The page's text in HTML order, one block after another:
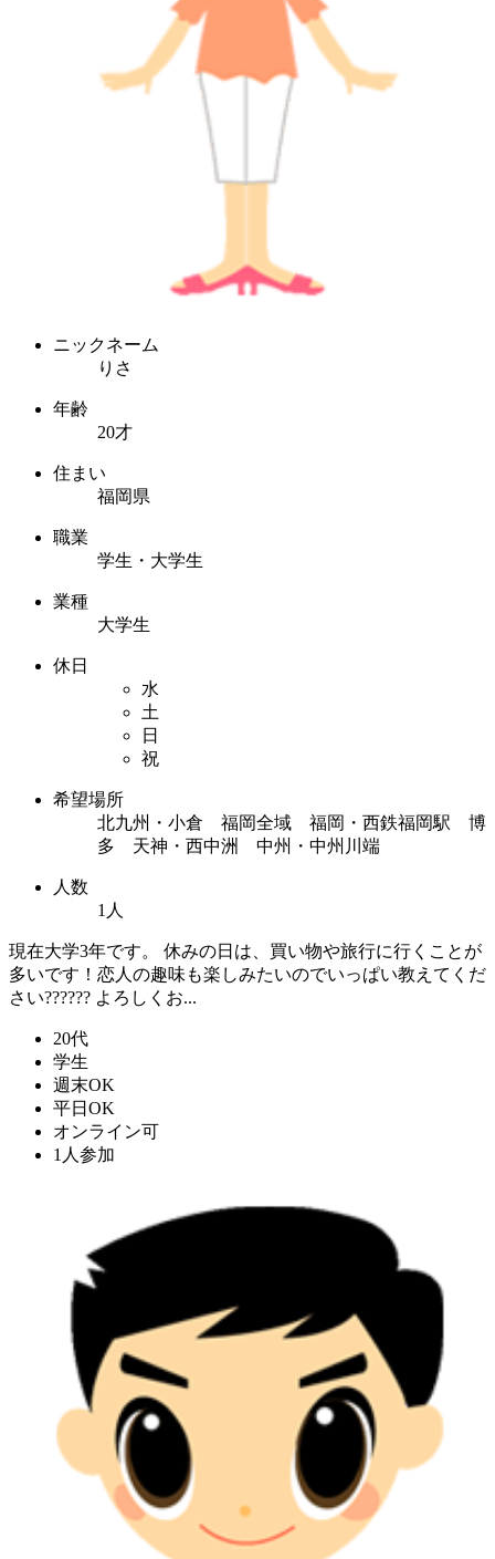
ニックネーム
りさ
年齢
20才
住まい
福岡県
職業
学生・大学生
業種
大学生
休日
水
土
日
祝
希望場所
北九州・小倉 福岡全域 福岡・西鉄福岡駅 博
多 天神・西中洲 中州・中州川端
人数
1人
現在大学3年です。 休みの日は、買い物や旅行に行くことが
多いです！恋人の趣味も楽しみたいのでいっぱい教えてくだ
さい?????? よろしくお...
20代
学生
週末OK
平日OK
オンライン可
1人参加